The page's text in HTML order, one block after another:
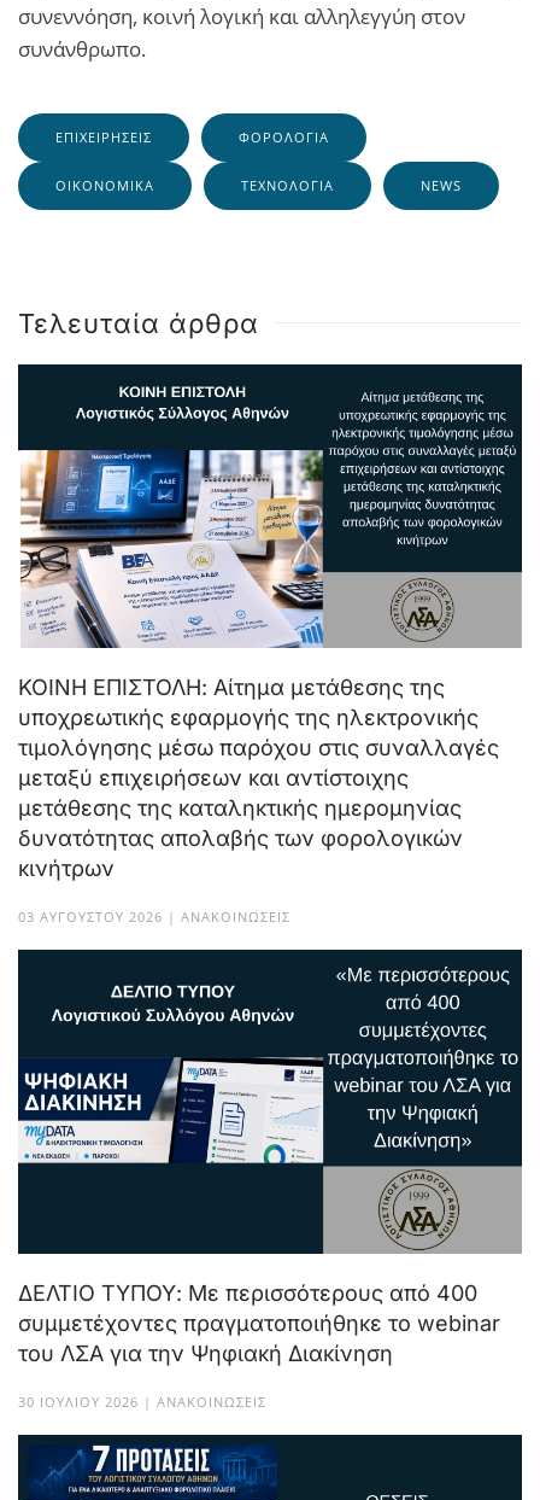
συνεννόηση, κοινή λογική και αλληλεγγύη στον
συνάνθρωπο.
ΕΠΙΧΕΙΡΉΣΕΙΣ ΦΟΡΟΛΟΓΊΑ
ΟΙΚΟΝΟΜΙΚΆ ΤΕΧΝΟΛΟΓΊΑ NEWS
Τελευταία άρθρα
ΚΟΙΝΗ ΕΠΙΣΤΟΛΗ: Αίτημα μετάθεσης της
υποχρεωτικής εφαρμογής της ηλεκτρονικής
τιμολόγησης μέσω παρόχου στις συναλλαγές
μεταξύ επιχειρήσεων και αντίστοιχης
μετάθεσης της καταληκτικής ημερομηνίας
δυνατότητας απολαβής των φορολογικών
κινήτρων
03 ΑΥΓΟΎΣΤΟΥ 2026 | ΑΝΑΚΟΙΝΏΣΕΙΣ
ΔΕΛΤΙΟ ΤΥΠΟΥ: Με περισσότερους από 400
συμμετέχοντες πραγματοποιήθηκε το webinar
του ΛΣΑ για την Ψηφιακή Διακίνηση
30 ΙΟΥΛΊΟΥ 2026 | ΑΝΑΚΟΙΝΏΣΕΙΣ